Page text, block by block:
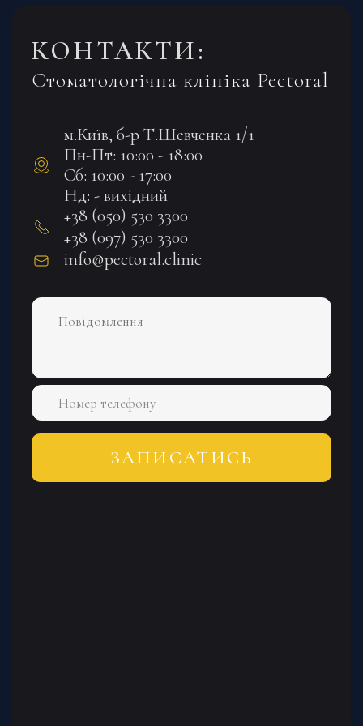
КОНТАКТИ:
Стоматологічна клініка Pectoral
м.Київ, б-р Т.Шевченка 1/1
Пн-Пт: 10:00 - 18:00
Сб: 10:00 - 17:00
Нд: - вихідний
+38 (050) 530 3300
+38 (097) 530 3300
info@pectoral.clinic